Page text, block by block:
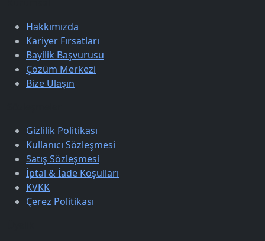
Hakkımızda
Kariyer Fırsatları
Bayilik Başvurusu
Çözüm Merkezi
Bize Ulaşın
Gizlilik Politikası
Kullanıcı Sözleşmesi
Satış Sözleşmesi
İptal & İade Koşulları
KVKK
Çerez Politikası